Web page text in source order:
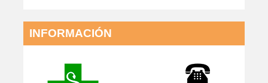
INFORMACIÓN